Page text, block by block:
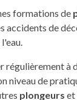
formations de
accidents de
régulièrement à
niveau de
plongeurs et